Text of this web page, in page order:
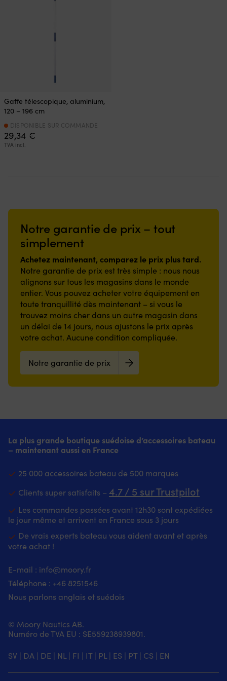
Gaffe télescopique, aluminium,
120 – 196 cm
29,34 €
TVA incl.
DISPONIBLE SUR COMMANDE
Notre garantie de prix – tout
simplement
Achetez maintenant, comparez le prix plus tard.
Notre garantie de prix est très simple : nous nous
alignons sur tous les magasins dans le monde
entier. Vous pouvez acheter votre équipement en
toute tranquillité dès maintenant – si vous le
trouvez moins cher dans un autre magasin dans
un délai de 14 jours, nous ajustons le prix après
votre achat. Aucune condition compliquée.
Notre garantie de prix
La plus grande boutique suédoise d’accessoires bateau
– maintenant aussi en France
25 000 accessoires bateau de 500 marques
Clients super satisfaits – 4.7 / 5 sur Trustpilot
Les commandes passées avant 12h30 sont expédiées
le jour même et arrivent en France sous 3 jours
De vrais experts bateau vous aident avant et après
votre achat !
E-mail : info@moory.fr
Téléphone : +46 8251546
Nous parlons anglais et suédois
© Moory Nautics AB.
Numéro de TVA EU : SE559238939801.
SV | DA | DE | NL | FI | IT| PL | ES | PT| CS | EN